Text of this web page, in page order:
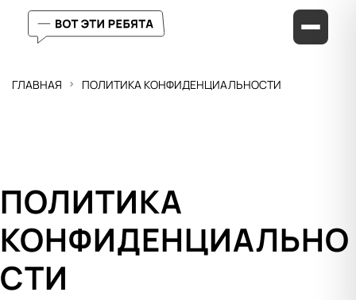
ГЛАВНАЯ ПОЛИТИКА КОНФИДЕНЦИАЛЬНОСТИ
ПОЛИТИКА
КОНФИДЕНЦИАЛЬНО
СТИ